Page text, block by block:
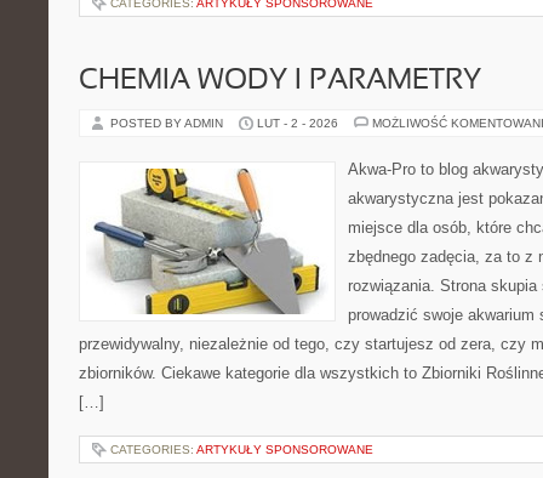
CATEGORIES: ARTYKUŁY SPONSOROWANE
CHEMIA WODY I PARAMETRY
POSTED BY ADMIN LUT - 2 - 2026 MOŻLIWOŚĆ
Akwa-Pro to blog
akwarystyczna jest
miejsce dla osób, które
zbędnego zadęcia, za to z
rozwiązania. Strona
prowadzić swoje akwarium
przewidywalny, niezależnie od tego, czy startujesz od zera, czy
zbiorników. Ciekawe kategorie dla wszystkich to Zbiorniki
[…]
CATEGORIES: ARTYKUŁY SPONSOROWANE